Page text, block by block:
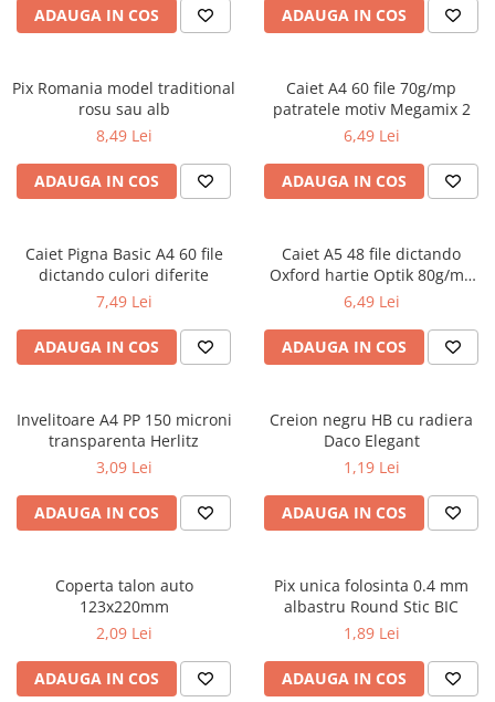
Radiere
Ascutițori
Mine și rezerve
Cretă școlară și creativă
Coperți caiete si cărți
Carnete pentru elevi
Lupe și articole educative
Foarfece școlare
Globuri pământești
Cutii sandwich și caserole
Termosuri
Pahare și sticle pentru scoală
Cutii pentru depozitare
Caiete școlare și hârtie
Caiete muzică
Caiete geografie și biologie
Caiete foi veline
ADAUGA IN COS ADAUGA IN COS
Pix Romania model traditional
rosu sau alb
8,49 Lei
ADAUGA IN COS
Caiet A4 60 file 70g/mp
patratele motiv Megamix 2
6,49 Lei
ADAUGA IN COS
Caiet Pigna Basic A4 60 file
dictando culori diferite
7,49 Lei
ADAUGA IN COS
Caiet A5 48 file dictando
Oxford hartie Optik 80g/mp
motiv Touch Trend
6,49 Lei
ADAUGA IN COS
Invelitoare A4 PP 150 microni
transparenta Herlitz
3,09 Lei
ADAUGA IN COS
Creion negru HB cu radiera
Daco Elegant
1,19 Lei
ADAUGA IN COS
Coperta talon auto
123x220mm
2,09 Lei
ADAUGA IN COS
Pix unica folosinta 0.4 mm
albastru Round Stic BIC
1,89 Lei
ADAUGA IN COS